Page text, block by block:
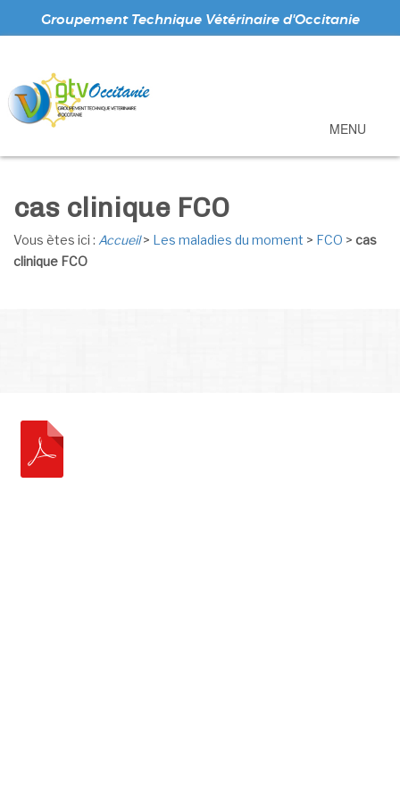
Groupement Technique Vétérinaire d'Occitanie
MENU
cas clinique FCO
Vous ètes ici : Accueil> Les maladies du moment > FCO > cas
clinique FCO